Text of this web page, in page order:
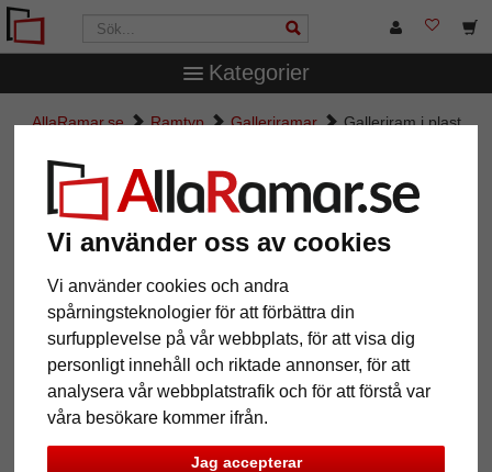
Vi använder oss av cookies
Vi använder cookies och andra
spårningsteknologier för att förbättra din
surfupplevelse på vår webbplats, för att visa dig
personligt innehåll och riktade annonser, för att
analysera vår webbplatstrafik och för att förstå var
våra besökare kommer ifrån.
Jag accepterar
Kategorier
AllaRamar.se Ramtyp Galleriramar
Galleriram i plast
Galleriram i plast Geleria för 3
bilder